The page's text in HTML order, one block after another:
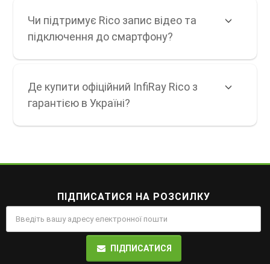
Чи підтримує Rico запис відео та
підключення до смартфону?
Де купити офіційний InfiRay Rico з
гарантією в Україні?
ПІДПИСАТИСЯ НА РОЗСИЛКУ
ПІДПИСАТИСЯ